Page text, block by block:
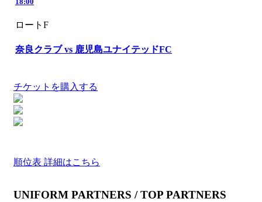
ロートF
奈良クラブ vs 鹿児島ユナイテッドFC
チケットを購入する
順位表 詳細はこちら
UNIFORM PARTNERS / TOP PARTNERS